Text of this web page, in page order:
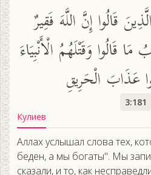
قَالُوا إِنَّ اللَّهَ فَقِيرٌ
قَالُوا وَقَتْلَهُمُ الْأَنْبِيَاءَ
عَذَابَ الْحَرِيقِ
3:181
Кулиев
Аллах услышал слова тех,
беден, а мы богаты". Мы
сказали, и то, как